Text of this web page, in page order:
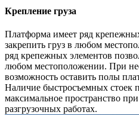
Крепление груза
Платформа имеет ряд
закрепить груз в любом
ряд крепежных элементов
любом местоположении. При
возможность оставить полы
Наличие быстросъемных стоек
максимальное пространство
разгрузочных работах.